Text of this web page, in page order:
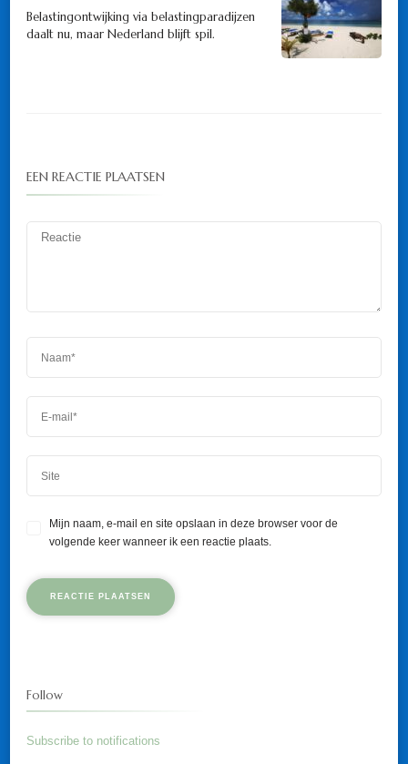
Belastingontwijking via belastingparadijzen
daalt nu, maar Nederland blijft spil.
EEN REACTIE PLAATSEN
Mijn naam, e-mail en site opslaan in deze browser voor de
volgende keer wanneer ik een reactie plaats.
Follow
Subscribe to notifications